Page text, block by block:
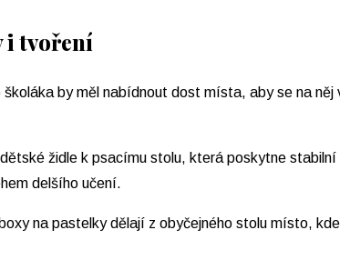
i tvoření
školáka by měl nabídnout dost místa, aby se na
židle k psacímu stolu, která poskytne
delšího učení.
na pastelky dělají z obyčejného stolu místo,